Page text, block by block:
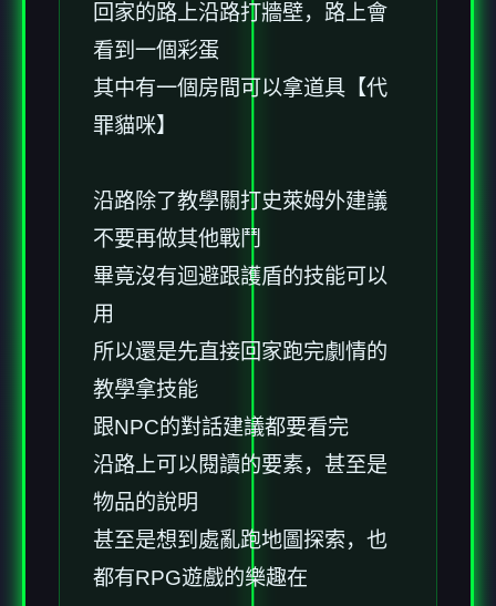
回家的路上沿路打牆壁，路上會
看到一個彩蛋
其中有一個房間可以拿道具【代
罪貓咪】
沿路除了教學關打史萊姆外建議
不要再做其他戰鬥
畢竟沒有迴避跟護盾的技能可以
用
所以還是先直接回家跑完劇情的
教學拿技能
跟NPC的對話建議都要看完
沿路上可以閱讀的要素，甚至是
物品的說明
甚至是想到處亂跑地圖探索，也
都有RPG遊戲的樂趣在